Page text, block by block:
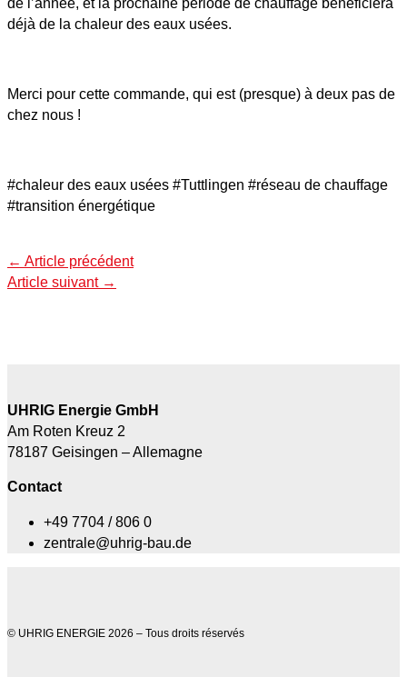
déjà de la chaleur des eaux usées.
Merci pour cette commande, qui est (presque) à deux pas de
chez nous !
#chaleur des eaux usées #Tuttlingen #réseau de chauffage
#transition énergétique
← Article précédent
Article suivant →
UHRIG Energie GmbH
Am Roten Kreuz 2
78187 Geisingen – Allemagne
Contact
+49 7704 / 806 0
zentrale@uhrig-bau.de
© UHRIG ENERGIE 2026 – Tous droits réservés